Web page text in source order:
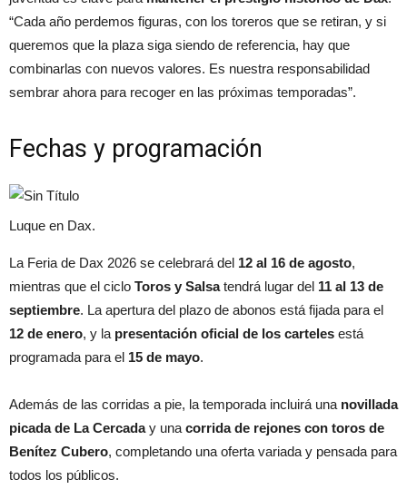
“Cada año perdemos figuras, con los toreros que se retiran, y si
queremos que la plaza siga siendo de referencia, hay que
combinarlas con nuevos valores. Es nuestra responsabilidad
sembrar ahora para recoger en las próximas temporadas”.
Fechas y programación
Luque en Dax.
La Feria de Dax 2026 se celebrará del 12 al 16 de agosto,
mientras que el ciclo Toros y Salsatendrá lugar del 11 al 13 de
septiembre. La apertura del plazo de abonos está fijada para el
12 de enero, y la presentación oficial de los carteles está
programada para el 15 de mayo.
Además de las corridas a pie, la temporada incluirá una novillada
picada de La Cercaday una corrida de rejones con toros de
Benítez Cubero, completando una oferta variada y pensada para
todos los públicos.